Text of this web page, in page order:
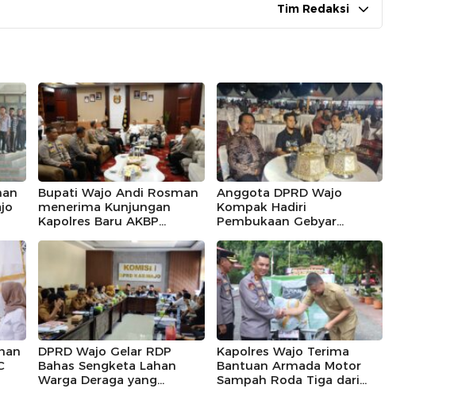
Tim Redaksi
Bupati Wajo Andi Rosman
menerima Kunjungan
Kapolres Baru AKBP
Momentum Memperkuat
Anggota DPRD Wajo
Kompak Hadiri
Pembukaan Gebyar
DPRD Wajo Gelar RDP
Bahas Sengketa Lahan
Warga Deraga yang
Kapolres Wajo Terima
Bantuan Armada Motor
Sampah Roda Tiga dari